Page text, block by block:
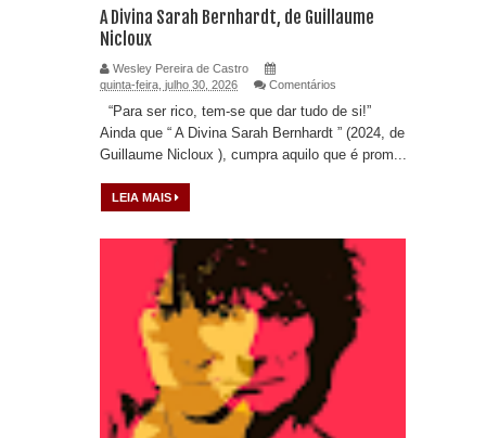
A Divina Sarah Bernhardt, de Guillaume
Nicloux
Wesley Pereira de Castro
quinta-feira, julho 30, 2026
Comentários
“Para ser rico, tem-se que dar tudo de si!”
Ainda que “ A Divina Sarah Bernhardt ” (2024, de
Guillaume Nicloux ), cumpra aquilo que é prom...
LEIA MAIS